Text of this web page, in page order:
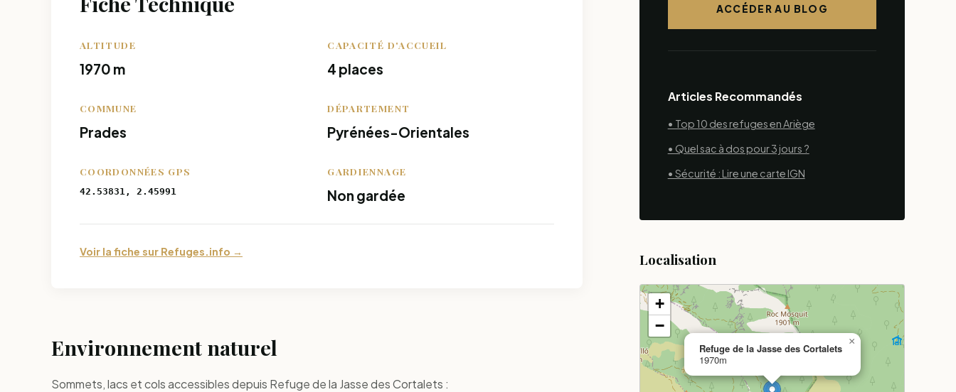
ALTITUDE
1970 m
CAPACITÉ D'ACCUEIL
4 places
COMMUNE
Prades
DÉPARTEMENT
Pyrénées-Orientales
COORDONNÉES GPS
42.53831, 2.45991
GARDIENNAGE
Non gardée
Voir la fiche sur Refuges.info →
Environnement naturel
Sommets, lacs et cols accessibles depuis Refuge de la Jasse des Cortalets :
ACCÉDER AU BLOG
Articles Recommandés
• Top 10 des refuges en Ariège
• Quel sac à dos pour 3 jours ?
• Sécurité : Lire une carte IGN
Localisation
Refuge de la Jasse des Cortalets
1970m
×
+
−